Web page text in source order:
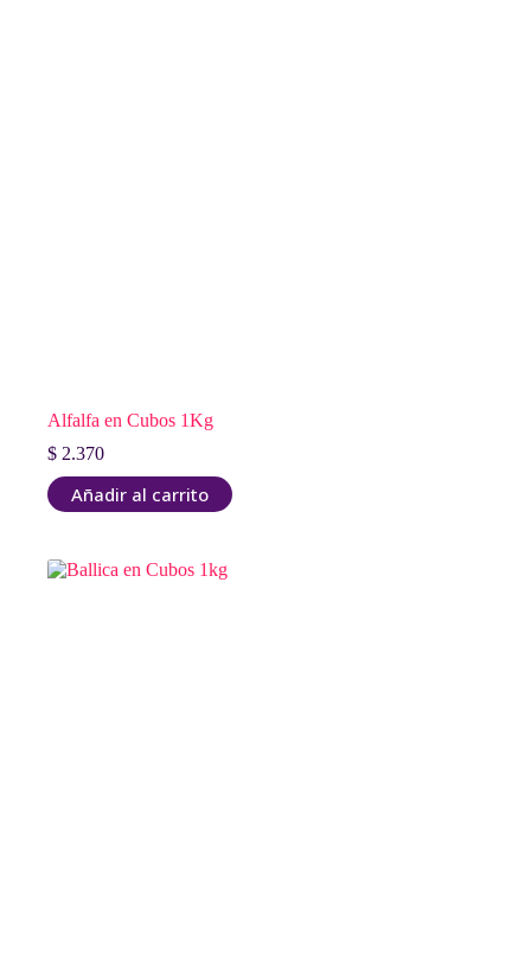
Alfalfa en Cubos 1Kg
$ 2.370
Añadir al carrito